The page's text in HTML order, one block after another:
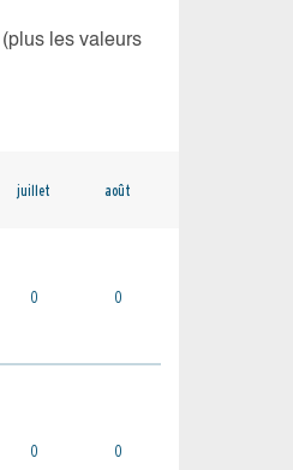
(plus les valeurs
juillet août
0 0
0 0